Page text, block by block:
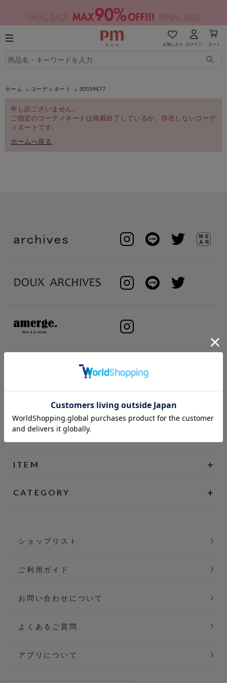
お気に入り ログイン カート
ホーム コーディネート 30539477
申し訳ございません。
ご指定のコーディネートは掲載終了しているか、存在しないコーデ
ィネートです。
ホームへ戻る
ITEM
CATEGORY
ショップリスト
ご利用ガイド
お問い合わせについて
よくあるご質問
アプリについて